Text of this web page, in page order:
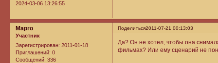
2024-03-06 13:26:55
Поделиться2011-07-21 00:13:03
Марго
Участник
Зарегистрирован: 2011-01-18
Приглашений: 0
Сообщений: 336
Да? Он не хотел, чтобы она
фильмах? Или ему сценарий не